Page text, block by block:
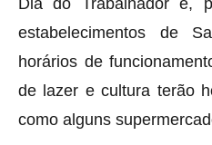
estabelecimentos de
horários de
de lazer e cultura terão
como alguns